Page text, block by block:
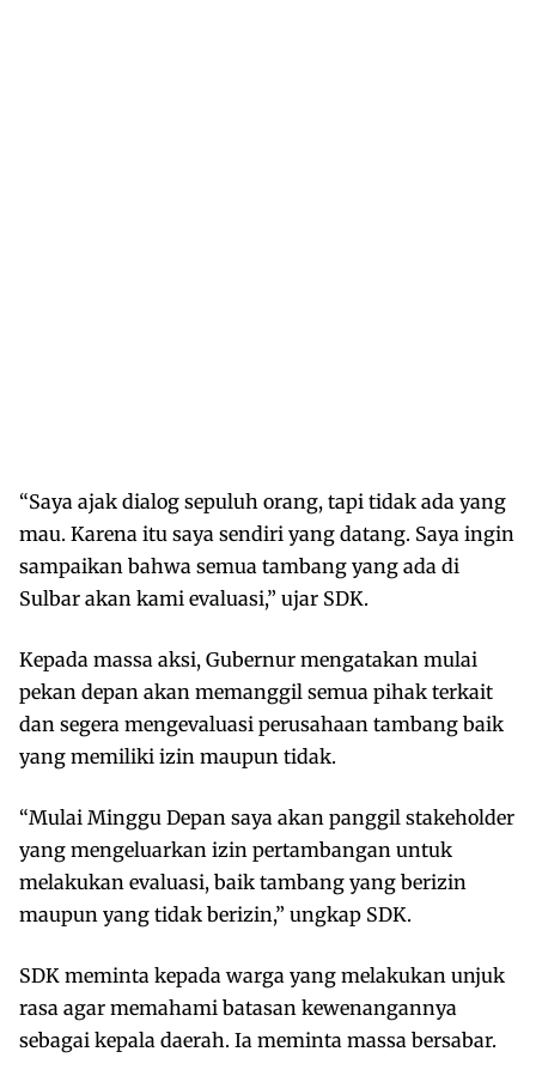
“Saya ajak dialog sepuluh orang, tapi tidak ada yang
mau. Karena itu saya sendiri yang datang. Saya ingin
sampaikan bahwa semua tambang yang ada di
Sulbar akan kami evaluasi,” ujar SDK.
Kepada massa aksi, Gubernur mengatakan mulai
pekan depan akan memanggil semua pihak terkait
dan segera mengevaluasi perusahaan tambang baik
yang memiliki izin maupun tidak.
“Mulai Minggu Depan saya akan panggil stakeholder
yang mengeluarkan izin pertambangan untuk
melakukan evaluasi, baik tambang yang berizin
maupun yang tidak berizin,” ungkap SDK.
SDK meminta kepada warga yang melakukan unjuk
rasa agar memahami batasan kewenangannya
sebagai kepala daerah. Ia meminta massa bersabar.